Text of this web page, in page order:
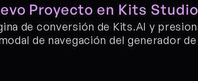
Proyecto en Kits Studio
de conversión de Kits.AI y
de navegación del generador de